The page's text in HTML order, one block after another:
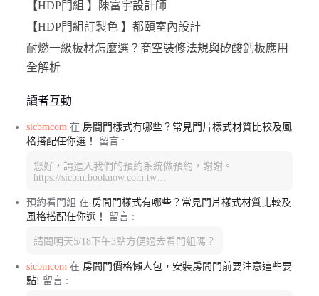
【HDP門組 】陳富宇設計師
【HDP門組訂製色 】都頤室內設計
耐燃一級板材怎麼選？商空裝修法規與矽酸鈣板應用
全解析
讀者互動
sicbmcom 在 房間門樣式有哪些？常見門片樣式材質比較及風
格搭配任你選！
留言 :
您好，請進入我們的預約系統做預約，謝謝。
https://sicbm.booknow.com.tw…
預約看門組 在 房間門樣式有哪些？常見門片樣式材質比較及
風格搭配任你選！
留言 :
請問明天5/18下午3點方便過去看門組嗎？
sicbmcom 在 房間門價格懶人包，安裝房間門前要注意這些要
點! 留言 :